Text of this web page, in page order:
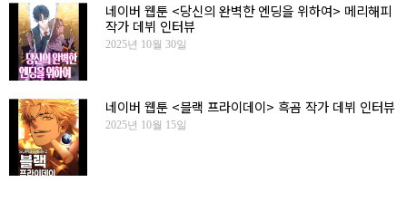
네이버 웹툰 <당신의 완벽한 엔딩을 위하여> 메리해피
작가 데뷔 인터뷰
2025년 10월 30일
네이버 웹툰 <블랙 프라이데이> 흑곰 작가 데뷔 인터뷰
2025년 10월 15일